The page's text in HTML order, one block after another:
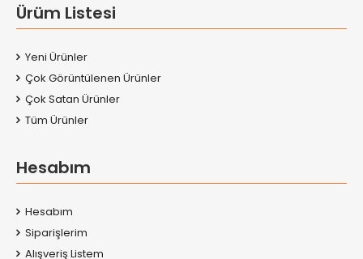
Ürüm Listesi
Yeni Ürünler
Çok Görüntülenen Ürünler
Çok Satan Ürünler
Tüm Ürünler
Hesabım
Hesabım
Siparişlerim
Alışveriş Listem